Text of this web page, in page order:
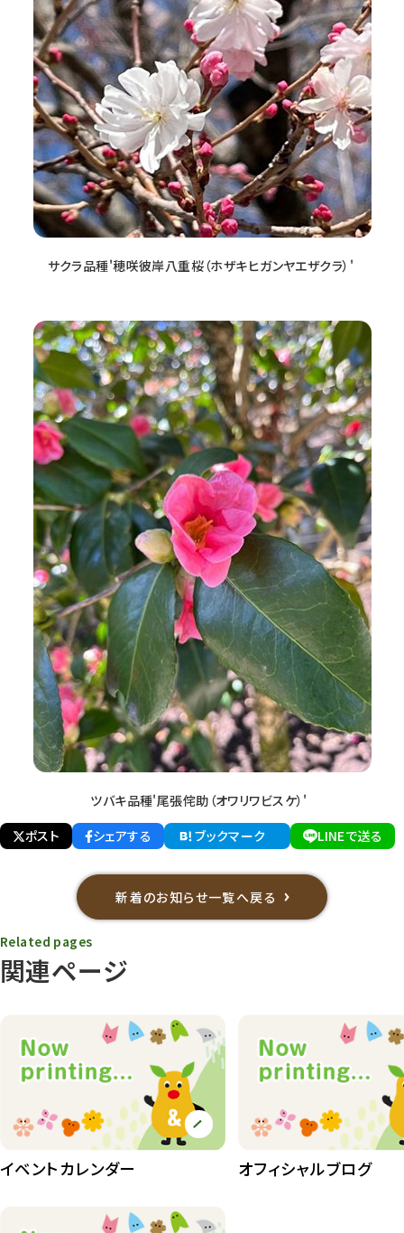
サクラ品種'穂咲彼岸八重桜（ホザキヒガンヤエザクラ）'
ツバキ品種'尾張侘助（オワリワビスケ）'
ポスト
シェアする ブックマーク LINEで送る
新着のお知らせ一覧へ戻る
関連ページ
Related pages
イベントカレンダー オフィシャルブログ